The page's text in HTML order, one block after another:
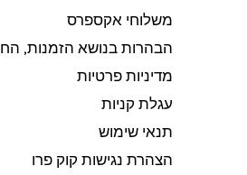
משלוחי אקספרס
הבהרות בנושא הזמנות,
מדיניות פרטיות
עגלת קניות
תנאי שימוש
הצהרת נגישות קוק פרו